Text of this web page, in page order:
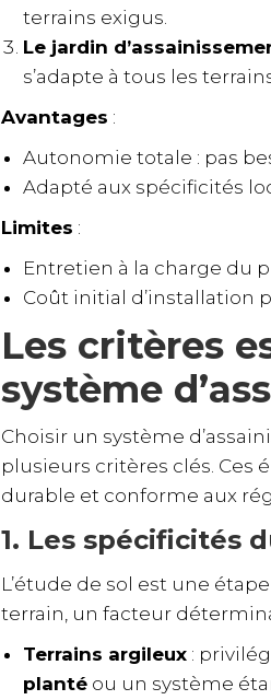
terrains exigus.
Le jardin
s’adapte à tous les
Avantages :
Autonomie totale : pas
Adapté aux spécificités
Limites :
Entretien à la charge du
Coût initial d’installation
Les critères
système
Choisir un système
plusieurs critères clés. Ces
durable et conforme aux
1. Les spécificités
L’étude de sol est une
terrain, un facteur
Terrains argileux :
planté ou un système